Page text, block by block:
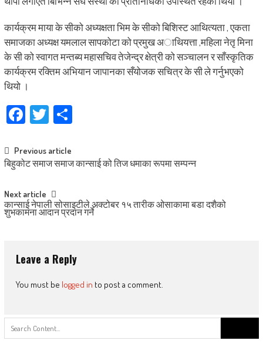
कार्यक्रम माया के सीको अध्यक्षता भिम के सीको बिशिस्ट आथित्यता , एकता
समाजका अध्यक्ष यमलाल सापकोटा को प्रमुख अाथियत्ता ,महिला नेतृ मिना
के सी को स्वागत मन्तब्य महासचिव तेजेन्द्र क्षेत्री को सञ्चालन र साँस्कृतिक
कार्यक्रम रक्तिम अभियान जापानका सँयोजक सचित्र के सी ले गर्नुभएको
थियो ।
Facebook
TwitterShare
Post
navigation
Previous article
बिहुकोट समाज समाज कान्साई को तिज धमाका रूपमा सम्पन्न
Next article
कान्साई नेपाली सोसाइटीले अक्टोबर १५ तारीक ओसाकामा बडा दशैको
शुभकामना आदान प्रदान गर्ने
Leave a Reply
You must be logged in to post a comment.
for: